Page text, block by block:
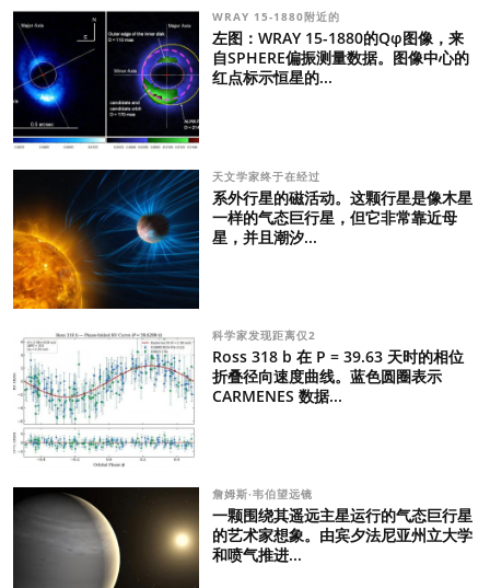
WRAY 15-1880附近的
左图：WRAY 15-1880的Qφ图像，来
自SPHERE偏振测量数据。图像中心的
红点标示恒星的...
天文学家终于在经过
系外行星的磁活动。这颗行星是像木星
一样的气态巨行星，但它非常靠近母
星，并且潮汐...
科学家发现距离仅2
Ross 318 b 在 P = 39.63 天时的相位
折叠径向速度曲线。蓝色圆圈表示
CARMENES 数据...
詹姆斯·韦伯望远镜
一颗围绕其遥远主星运行的气态巨行星
的艺术家想象。由宾夕法尼亚州立大学
和喷气推进...